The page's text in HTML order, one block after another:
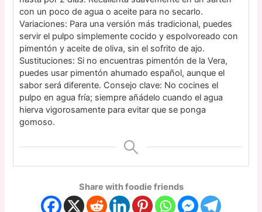
con un poco de agua o aceite para no secarlo.
Variaciones: Para una versión más tradicional, puedes
servir el pulpo simplemente cocido y espolvoreado con
pimentón y aceite de oliva, sin el sofrito de ajo.
Sustituciones: Si no encuentras pimentón de la Vera,
puedes usar pimentón ahumado español, aunque el
sabor será diferente. Consejo clave: No cocines el
pulpo en agua fría; siempre añádelo cuando el agua
hierva vigorosamente para evitar que se ponga
gomoso.
Share with foodie friends